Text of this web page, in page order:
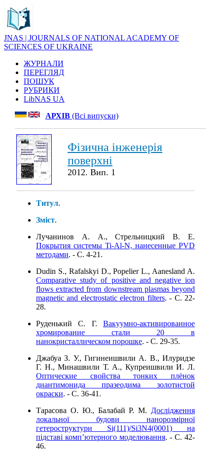
JNAS | JOURNALS OF NATIONAL ACADEMY OF
SCIENCES OF UKRAINE
ЖУРНАЛИ
ПЕРЕГЛЯД
ПОШУК
РУБРИКИ
LibNAS UA
АРХІВ (Всі випуски)
Фізична інженерія
поверхні
2012. Вип. 1
Титул.
Зміст.
Лучанинов А. А., Стрельницкий В. Е.
Покрытия системы Ti-Al-N, нанесенные PVD
методами. - C. 4-21.
Dudin S., Rafalskyi D., Popelier L., Aanesland A.
Comparative study of positive and negative ion
flows extracted from downstream plasmas beyond
magnetic and electrostatic electron filters. - C. 22-
28.
Руденький С. Г. Вакуумно-активированное
хромирование стали 20 в
нанокристаллическом порошке. - C. 29-35.
Джабуа З. У., Гигинеишвили А. В., Илуридзе
Г. Н., Минашвили Т. А., Купреишвили И. Л.
Оптические свойства тонких плёнок
диантимонида празеодима золотистой
окраски. - C. 36-41.
Тарасова О. Ю., Балабай Р. М. Дослідження
локальної будови нанорозмірної
гетероструктури Sі(111)/Si3N4(0001) на
підставі комп’ютерного моделювання. - C. 42-
46.